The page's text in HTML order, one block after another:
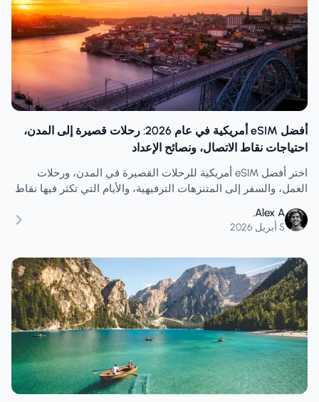
أفضل eSIM أمريكية في عام 2026: رحلات قصيرة إلى المدن،
احتياجات نقاط الاتصال، ونصائح الإعداد
اختر أفضل eSIM أمريكية للرحلات القصيرة في المدن، ورحلات
العمل، والسفر إلى المتنزهات الترفيهية، والأيام التي تكثر فيها نقاط
Alex A.
5 أبريل 2026